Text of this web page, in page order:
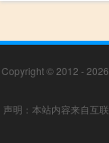
Copyright © 2012 - 2026
声明：本站内容来自互